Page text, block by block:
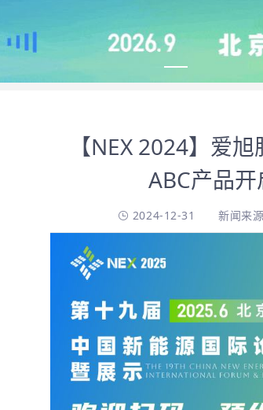
【NEX 2024】爱
ABC产品
2024-12-31 新闻来